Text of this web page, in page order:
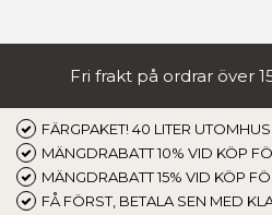
Fri frakt på ordrar över
FÄRGPAKET! 40 LITER
MÄNGDRABATT 10% VID KÖP
MÄNGDRABATT 15% VID KÖP
FÅ FÖRST, BETALA SEN MED